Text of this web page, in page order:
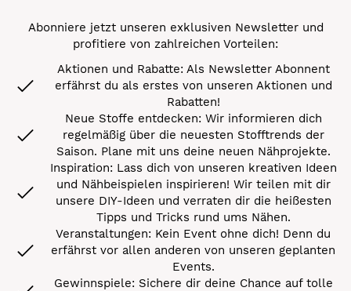
Abonniere jetzt unseren exklusiven Newsletter und
profitiere von zahlreichen Vorteilen:
Aktionen und Rabatte: Als Newsletter Abonnent
erfährst du als erstes von unseren Aktionen und
Rabatten!
Neue Stoffe entdecken: Wir informieren dich
regelmäßig über die neuesten Stofftrends der
Saison. Plane mit uns deine neuen Nähprojekte.
Inspiration: Lass dich von unseren kreativen Ideen
und Nähbeispielen inspirieren! Wir teilen mit dir
unsere DIY-Ideen und verraten dir die heißesten
Tipps und Tricks rund ums Nähen.
Veranstaltungen: Kein Event ohne dich! Denn du
erfährst vor allen anderen von unseren geplanten
Events.
Gewinnspiele: Sichere dir deine Chance auf tolle